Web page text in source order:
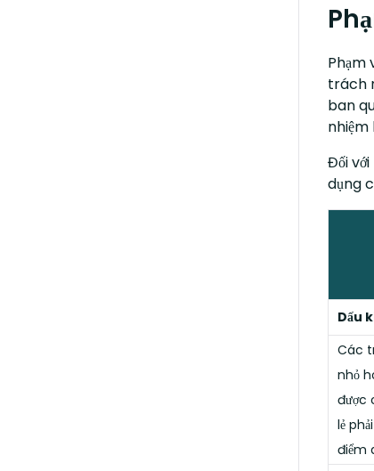
Phạm
trách
ban
nhiệm
Đối
dụng
Dấu
Các
nhỏ
được
lẻ
điểm